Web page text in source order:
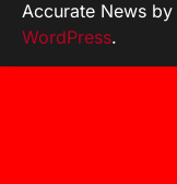
Accurate News by
WordPress.